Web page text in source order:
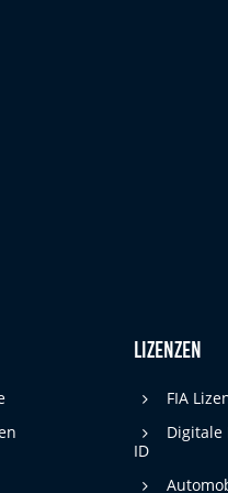
Lizenzen
FIA
Digitale
ID
dienen zur Erhebung von